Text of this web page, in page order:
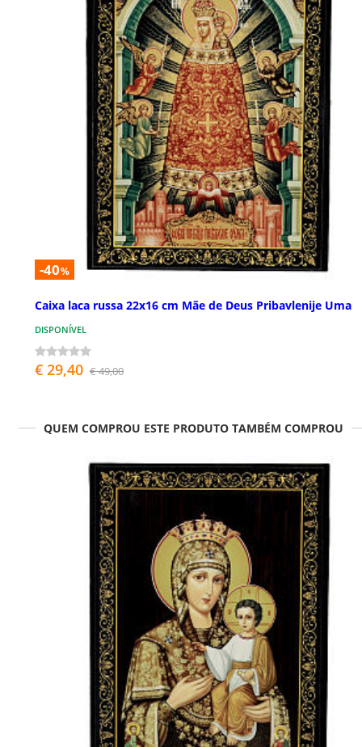
-40%
Caixa laca russa 22x16 cm Mãe de Deus Pribavlenije Uma
DISPONÍVEL
€ 29,40 € 49,00
QUEM COMPROU ESTE PRODUTO TAMBÉM COMPROU